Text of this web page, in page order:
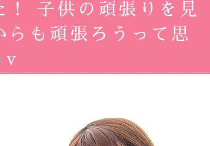
！ 子供の頑張りを見
も頑張ろうって思